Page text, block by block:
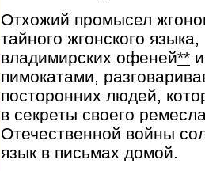
Отхожий промысел
тайного жгонского
владимирских офеней**
пимокатами,
посторонних людей,
в секреты своего
Отечественной войны
язык в письмах домой.